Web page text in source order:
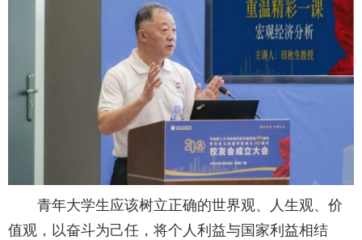
青年大学生应该树立正确的世界观、人生观、价
值观，以奋斗为己任，将个人利益与国家利益相结